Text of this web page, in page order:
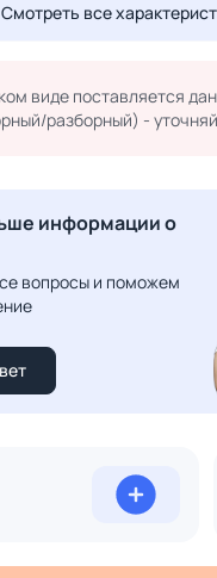
Смотреть все
виде поставляется
разборный) -
информации о
вопросы и поможем